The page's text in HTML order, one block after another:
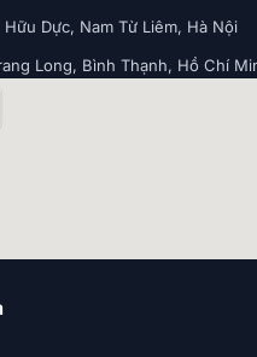
Hữu Dực, Nam Từ Liêm, Hà Nội
Long, Bình Thạnh, Hồ Chí